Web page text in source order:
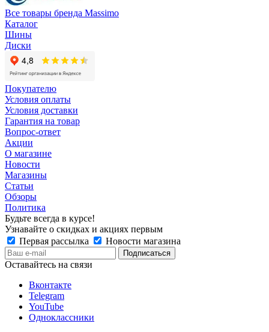
Все товары бренда Massimo
Каталог
Шины
Диски
Покупателю
Условия оплаты
Условия доставки
Гарантия на товар
Вопрос-ответ
Акции
О магазине
Новости
Магазины
Статьи
Обзоры
Политика
Будьте всегда в курсе!
Узнавайте о скидках и акциях первым
Первая рассылка
Новости магазина
Оставайтесь на связи
Вконтакте
Telegram
YouTube
Одноклассники